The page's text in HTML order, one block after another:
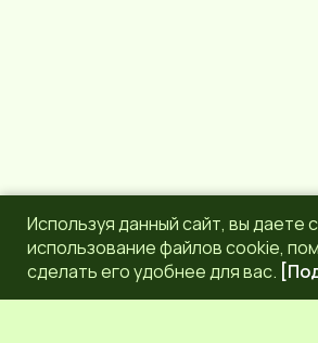
Используя данный сайт, вы даете
использование файлов cookie,
сделать его удобнее для вас.